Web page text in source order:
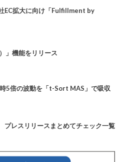
EC拡大に向け「Fulfillment by
」機能をリリース
5倍の波動を「t-Sort MAS」で吸収
プレスリリースまとめてチェック一覧